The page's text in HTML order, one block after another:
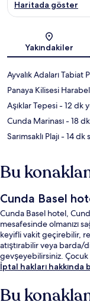
Haritada göster
Yakındakiler
Ayvalık Adaları Tabiat
Panaya Kilisesi
Aşıklar Tepesi- 12 dk
Cunda Marinası- 18
Sarımsaklı Plajı- 14 dk
Bu
Cunda Basel
Cunda Basel hotel,
mesafesinde olmanızı
keyifli vakit geçirebilir,
atıştırabilir veya
gevşeyebilirsiniz. Çocuk
İptal hakları hakkında
Bu